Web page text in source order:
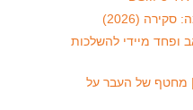
(2026)
ופחד מיידי להשלכות
מחטף של העבר על